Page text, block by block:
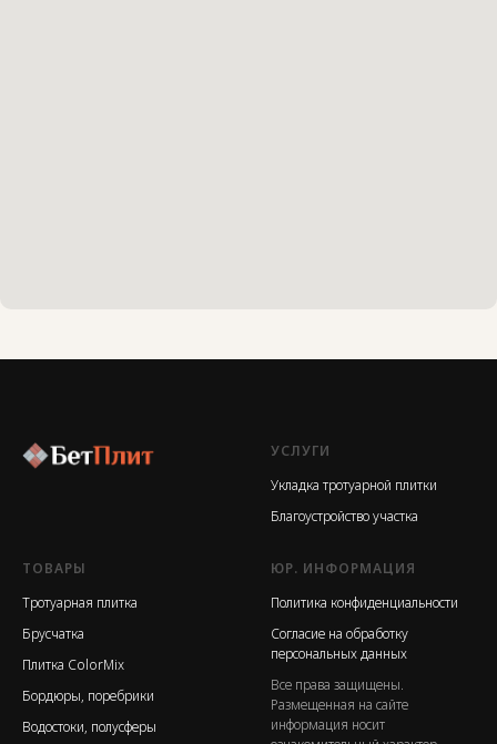
УСЛУГИ
Укладка тротуарной плитки
Благоустройство участка
ТОВАРЫ
Тротуарная плитка
Брусчатка
Плитка ColorMix
Бордюры, поребрики
Водостоки, полусферы
ЮР. ИНФОРМАЦИЯ
Политика конфиденциальности
Согласие на обработку
персональных данных
Все права защищены.
Размещенная на сайте
информация носит